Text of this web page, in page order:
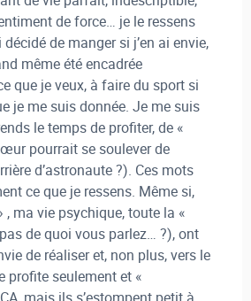
de force… je le ressens
de manger si j’en ai envie,
même été encadrée
que je veux, à faire du sport si
je me suis donnée. Je me suis
le temps de profiter, de «
pourrait se soulever de
d’astronaute ?). Ces mots
ce que je ressens. Même si,
, ma vie psychique, toute la «
de quoi vous parlez… ?), ont
de réaliser et, non plus, vers le
profite seulement et «